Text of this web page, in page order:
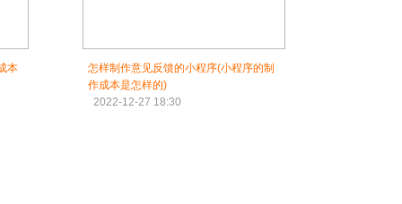
本
怎样制作意见反馈的小程序(小程序的制
作成本是怎样的)
2022-12-27 18:30